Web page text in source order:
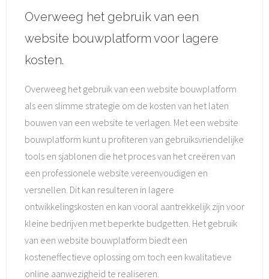
Overweeg het gebruik van een
website bouwplatform voor lagere
kosten.
Overweeg het gebruik van een website bouwplatform
als een slimme strategie om de kosten van het laten
bouwen van een website te verlagen. Met een website
bouwplatform kunt u profiteren van gebruiksvriendelijke
tools en sjablonen die het proces van het creëren van
een professionele website vereenvoudigen en
versnellen. Dit kan resulteren in lagere
ontwikkelingskosten en kan vooral aantrekkelijk zijn voor
kleine bedrijven met beperkte budgetten. Het gebruik
van een website bouwplatform biedt een
kosteneffectieve oplossing om toch een kwalitatieve
online aanwezigheid te realiseren.